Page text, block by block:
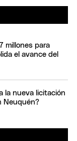
millones para
el avance del
la nueva licitación
Neuquén?